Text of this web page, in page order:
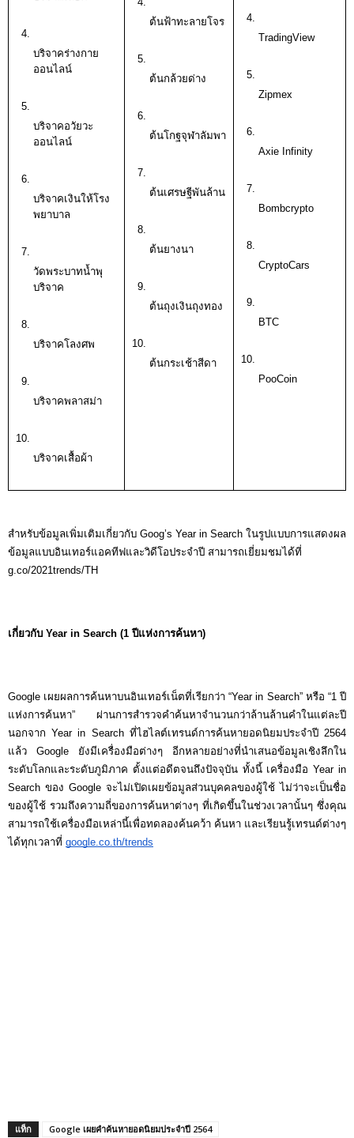
บริจาคร่างกาย
ออนไลน์
บริจาคอวัยวะ
ออนไลน์
บริจาคเงินให้โรง
พยาบาล
วัดพระบาทน้ำพุ
บริจาค
บริจาคโลงศพ
บริจาคพลาสม่า
บริจาคเสื้อผ้า
ต้นฟ้าทะลายโจร
ต้นกล้วยด่าง
ต้นโกฐจุฬาลัมพา
ต้นเศรษฐีพันล้าน
ต้นยางนา
ต้นถุงเงินถุงทอง
ต้นกระเช้าสีดา
TradingView
Zipmex
Axie Infinity
Bombcrypto
CryptoCars
BTC
PooCoin
สำหรับข้อมูลเพิ่มเติมเกี่ยวกับ Goog’s Year in Search ในรูปแบบการแสดงผล
ข้อมูลแบบอินเทอร์แอคทีฟและวิดีโอประจำปี สามารถเยี่ยมชมได้ที่
g.co/2021trends/TH
เกี่ยวกับ Year in Search (1 ปีแห่งการค้นหา)
Google เผยผลการค้นหาบนอินเทอร์เน็ตที่เรียกว่า “Year in Search” หรือ “1 ปี
แห่งการค้นหา” ผ่านการสำรวจคำค้นหาจำนวนกว่าล้านล้านคำในแต่ละปี
นอกจาก Year in Search ที่ไฮไลต์เทรนด์การค้นหายอดนิยมประจำปี 2564
แล้ว Google ยังมีเครื่องมือต่างๆ อีกหลายอย่างที่นำเสนอข้อมูลเชิงลึกใน
ระดับโลกและระดับภูมิภาค ตั้งแต่อดีตจนถึงปัจจุบัน ทั้งนี้ เครื่องมือ Year in
Search ของ Google จะไม่เปิดเผยข้อมูลส่วนบุคคลของผู้ใช้ ไม่ว่าจะเป็นชื่อ
ของผู้ใช้ รวมถึงความถี่ของการค้นหาต่างๆ ที่เกิดขึ้นในช่วงเวลานั้นๆ ซึ่งคุณ
สามารถใช้เครื่องมือเหล่านี้เพื่อทดลองค้นคว้า ค้นหา และเรียนรู้เทรนด์ต่างๆ
ได้ทุกเวลาที่ google.co.th/trends
แท็ก Google เผยคำค้นหายอดนิยมประจำปี 2564